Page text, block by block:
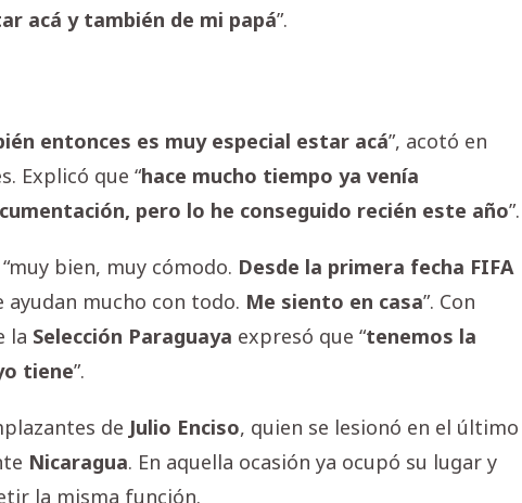
acá y también de mi papá”.
entonces es muy especial estar acá”, acotó en
Explicó que “hace mucho tiempo ya venía
pero lo he conseguido recién este año”.
bien, muy cómodo. Desde la primera fecha FIFA
ayudan mucho con todo. Me siento en casa”. Con
la Selección Paraguaya expresó que “tenemos la
tiene”.
de Julio Enciso, quien se lesionó en el último
Nicaragua. En aquella ocasión ya ocupó su lugar y
la misma función.